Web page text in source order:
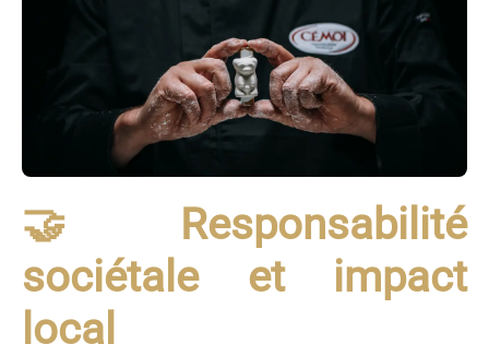
🤝 Responsabilité
sociétale et impact
local